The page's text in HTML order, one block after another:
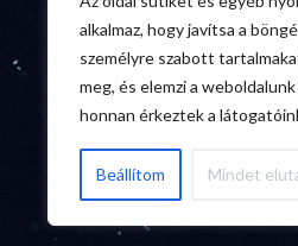
alkalmaz, hogy javítsa a
személyre szabott
meg, és elemzi a
honnan érkeztek a
Beállítom Mindet